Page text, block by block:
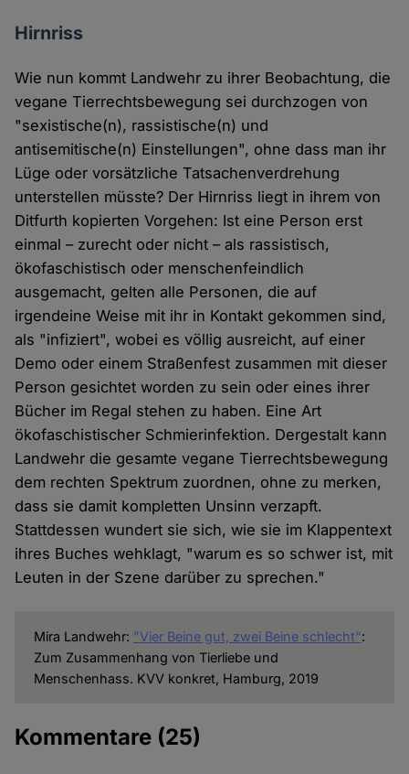
Hirnriss
Wie nun kommt Landwehr zu ihrer Beobachtung, die
vegane Tierrechtsbewegung sei durchzogen von
"sexistische(n), rassistische(n) und
antisemitische(n) Einstellungen", ohne dass man ihr
Lüge oder vorsätzliche Tatsachenverdrehung
unterstellen müsste? Der Hirnriss liegt in ihrem von
Ditfurth kopierten Vorgehen: Ist eine Person erst
einmal – zurecht oder nicht – als rassistisch,
ökofaschistisch oder menschenfeindlich
ausgemacht, gelten alle Personen, die auf
irgendeine Weise mit ihr in Kontakt gekommen sind,
als "infiziert", wobei es völlig ausreicht, auf einer
Demo oder einem Straßenfest zusammen mit dieser
Person gesichtet worden zu sein oder eines ihrer
Bücher im Regal stehen zu haben. Eine Art
ökofaschistischer Schmierinfektion. Dergestalt kann
Landwehr die gesamte vegane Tierrechtsbewegung
dem rechten Spektrum zuordnen, ohne zu merken,
dass sie damit kompletten Unsinn verzapft.
Stattdessen wundert sie sich, wie sie im Klappentext
ihres Buches wehklagt, "warum es so schwer ist, mit
Leuten in der Szene darüber zu sprechen."
Mira Landwehr: "Vier Beine gut, zwei Beine schlecht":
Zum Zusammenhang von Tierliebe und
Menschenhass. KVV konkret, Hamburg, 2019
Kommentare (25)